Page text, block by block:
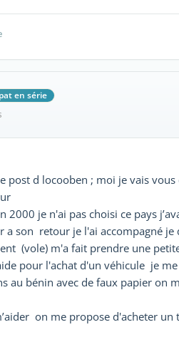
en série
post d locooben ; moi je vais
2000 je n'ai pas choisi ce pays
son retour je l'ai accompagné je
(vole) m'a fait prendre une
pour l'achat d'un véhicule je
au bénin avec de faux papier on
on me propose d'acheter